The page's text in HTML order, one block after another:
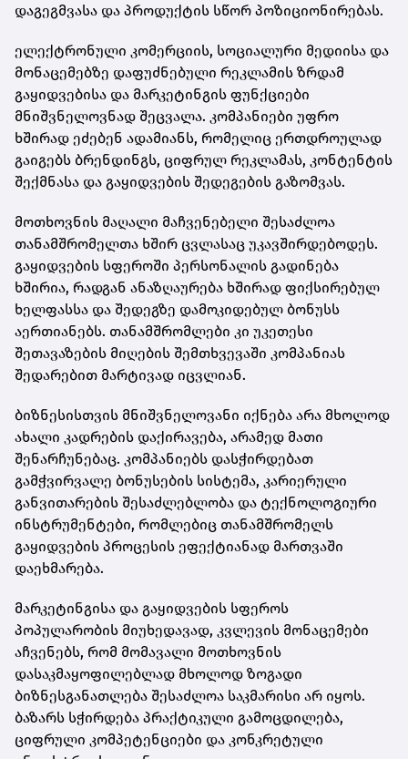
დაგეგმვასა და პროდუქტის სწორ პოზიციონირებას.
ელექტრონული კომერციის, სოციალური მედიისა და
მონაცემებზე დაფუძნებული რეკლამის ზრდამ
გაყიდვებისა და მარკეტინგის ფუნქციები
მნიშვნელოვნად შეცვალა. კომპანიები უფრო
ხშირად ეძებენ ადამიანს, რომელიც ერთდროულად
გაიგებს ბრენდინგს, ციფრულ რეკლამას, კონტენტის
შექმნასა და გაყიდვების შედეგების გაზომვას.
მოთხოვნის მაღალი მაჩვენებელი შესაძლოა
თანამშრომელთა ხშირ ცვლასაც უკავშირდებოდეს.
გაყიდვების სფეროში პერსონალის გადინება
ხშირია, რადგან ანაზღაურება ხშირად ფიქსირებულ
ხელფასსა და შედეგზე დამოკიდებულ ბონუსს
აერთიანებს. თანამშრომლები კი უკეთესი
შეთავაზების მიღების შემთხვევაში კომპანიას
შედარებით მარტივად იცვლიან.
ბიზნესისთვის მნიშვნელოვანი იქნება არა მხოლოდ
ახალი კადრების დაქირავება, არამედ მათი
შენარჩუნებაც. კომპანიებს დასჭირდებათ
გამჭვირვალე ბონუსების სისტემა, კარიერული
განვითარების შესაძლებლობა და ტექნოლოგიური
ინსტრუმენტები, რომლებიც თანამშრომელს
გაყიდვების პროცესის ეფექტიანად მართვაში
დაეხმარება.
მარკეტინგისა და გაყიდვების სფეროს
პოპულარობის მიუხედავად, კვლევის მონაცემები
აჩვენებს, რომ მომავალი მოთხოვნის
დასაკმაყოფილებლად მხოლოდ ზოგადი
ბიზნესგანათლება შესაძლოა საკმარისი არ იყოს.
ბაზარს სჭირდება პრაქტიკული გამოცდილება,
ციფრული კომპეტენციები და კონკრეტული